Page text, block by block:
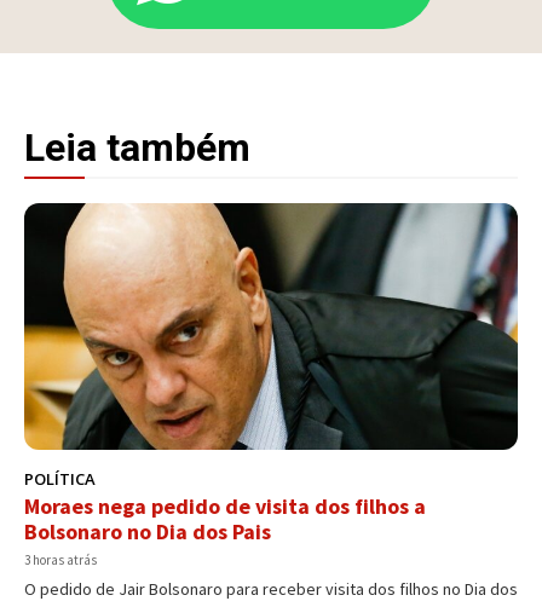
Leia também
POLÍTICA
Moraes nega pedido de visita dos filhos a
Bolsonaro no Dia dos Pais
3 horas atrás
O pedido de Jair Bolsonaro para receber visita dos filhos no Dia dos